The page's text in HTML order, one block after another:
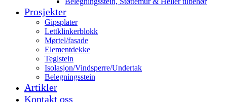
Prosjekter
Gipsplater
Lettklinkerblokk
Mørtel/fasade
Elementdekke
Teglstein
Isolasjon/Vindsperre/Undertak
Belegningsstein
Artikler
Kontakt oss